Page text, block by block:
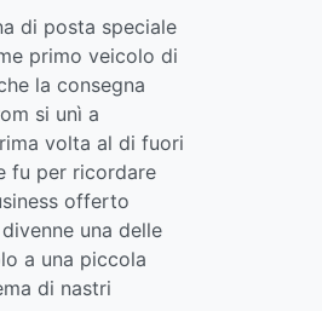
di posta speciale
primo veicolo di
la consegna
si unì a
volta al di fuori
fu per ricordare
offerto
una delle
a una piccola
di nastri